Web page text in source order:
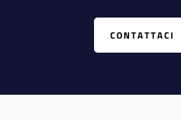
CONTATTACI